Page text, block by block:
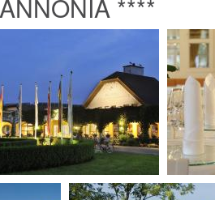
****